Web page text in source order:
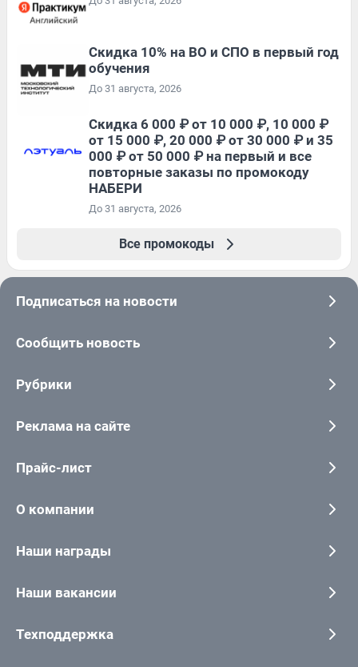
Скидка 10% на ВО и СПО в первый год
обучения
До 31 августа, 2026
Скидка 6 000 ₽ от 10 000 ₽, 10 000 ₽
от 15 000 ₽, 20 000 ₽ от 30 000 ₽ и 35
000 ₽ от 50 000 ₽ на первый и все
повторные заказы по промокоду
НАБЕРИ
До 31 августа, 2026
Все промокоды
Подписаться на новости
Сообщить новость
Рубрики
Реклама на сайте
Прайс-лист
О компании
Наши награды
Наши вакансии
Техподдержка